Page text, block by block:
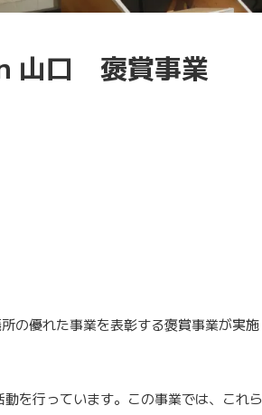
山口 褒賞事業
の優れた事業を表彰する褒賞事業が実施
を行っています。この事業では、これら